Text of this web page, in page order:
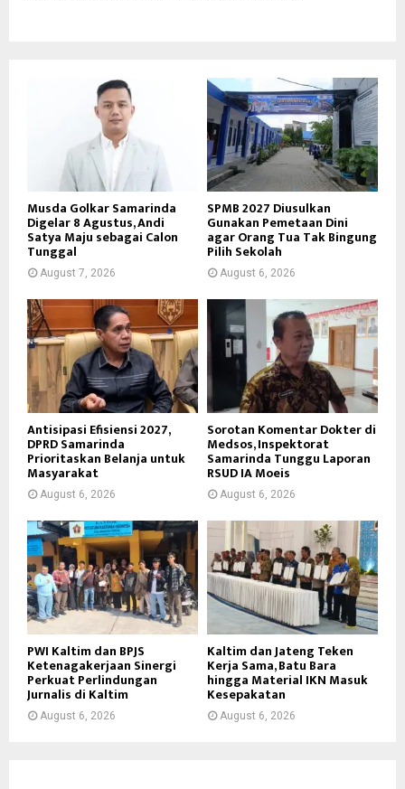
Musda Golkar Samarinda
Digelar 8 Agustus, Andi
Satya Maju sebagai Calon
Tunggal
August 7, 2026
SPMB 2027 Diusulkan
Gunakan Pemetaan Dini
agar Orang Tua Tak Bingung
Pilih Sekolah
August 6, 2026
Antisipasi Efisiensi 2027,
DPRD Samarinda
Prioritaskan Belanja untuk
Masyarakat
August 6, 2026
Sorotan Komentar Dokter di
Medsos, Inspektorat
Samarinda Tunggu Laporan
RSUD IA Moeis
August 6, 2026
PWI Kaltim dan BPJS
Ketenagakerjaan Sinergi
Perkuat Perlindungan
Jurnalis di Kaltim
August 6, 2026
Kaltim dan Jateng Teken
Kerja Sama, Batu Bara
hingga Material IKN Masuk
Kesepakatan
August 6, 2026